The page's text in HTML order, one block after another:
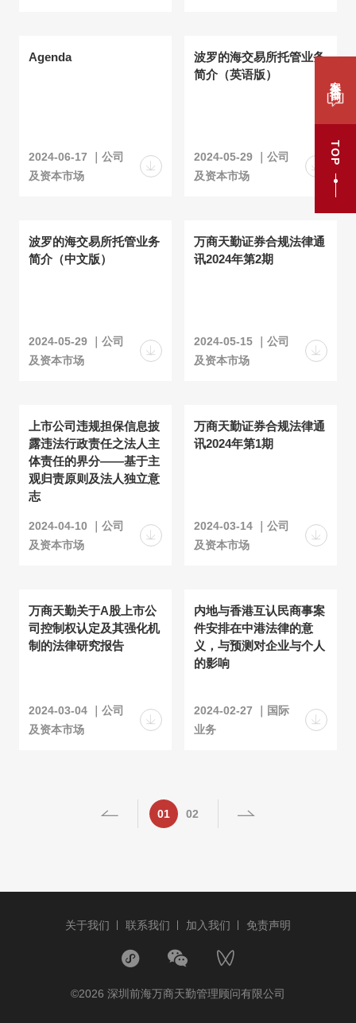
TOP
Agenda
2024-06-17 ｜公司
及资本市场
波罗的海交易所托管业务
简介（英语版）
2024-05-29 ｜公司
及资本市场
波罗的海交易所托管业务
简介（中文版）
2024-05-29 ｜公司
及资本市场
万商天勤证券合规法律通
讯2024年第2期
2024-05-15 ｜公司
及资本市场
上市公司违规担保信息披
露违法行政责任之法人主
体责任的界分——基于主
观归责原则及法人独立意
志
2024-04-10 ｜公司
及资本市场
万商天勤证券合规法律通
讯2024年第1期
2024-03-14 ｜公司
及资本市场
万商天勤关于A股上市公
司控制权认定及其强化机
制的法律研究报告
2024-03-04 ｜公司
及资本市场
内地与香港互认民商事案
件安排在中港法律的意
义，与预测对企业与个人
的影响
2024-02-27 ｜国际
业务
01 02
关于我们 联系我们 加入我们 免责声明
©2026 深圳前海万商天勤管理顾问有限公司